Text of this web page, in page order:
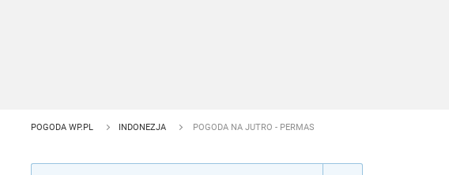
POGODA WP.PL INDONEZJA POGODA NA JUTRO - PERMAS